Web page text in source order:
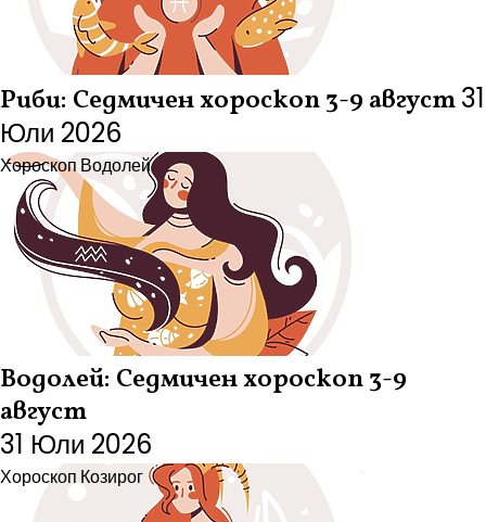
Риби: Седмичен хороскоп 3-9 август31
Юли 2026
ХороскопВодолей
Водолей: Седмичен хороскоп 3-9
август
31 Юли 2026
Хороскоп Козирог